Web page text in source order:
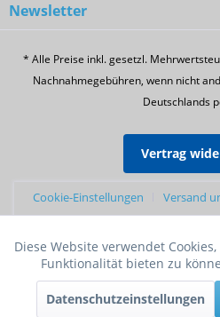
Newsletter
* Alle Preise inkl. gesetzl.
Nachnahmegebühren, wenn nicht
Deutschlands
Vertrag
Cookie-Einstellungen
Versand
Züchterprogramm
Realisiert mit
Funktionale
Marketing
Diese Website verwendet
Funktionalität bieten zu
Datenschutzeinstellungen